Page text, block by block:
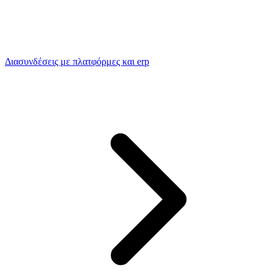
Διασυνδέσεις με πλατφόρμες και erp